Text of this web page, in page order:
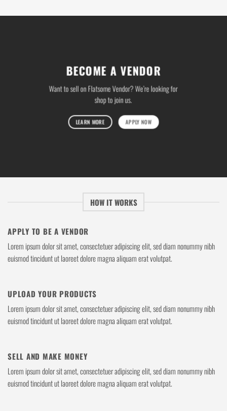
BECOME A VENDOR
Want to sell on Flatsome Vendor? We’re looking for
shop to join us.
LEARN MORE APPLY NOW
HOW IT WORKS
APPLY TO BE A VENDOR
Lorem ipsum dolor sit amet, consectetuer adipiscing elit, sed diam nonummy nibh
euismod tincidunt ut laoreet dolore magna aliquam erat volutpat.
UPLOAD YOUR PRODUCTS
Lorem ipsum dolor sit amet, consectetuer adipiscing elit, sed diam nonummy nibh
euismod tincidunt ut laoreet dolore magna aliquam erat volutpat.
SELL AND MAKE MONEY
Lorem ipsum dolor sit amet, consectetuer adipiscing elit, sed diam nonummy nibh
euismod tincidunt ut laoreet dolore magna aliquam erat volutpat.